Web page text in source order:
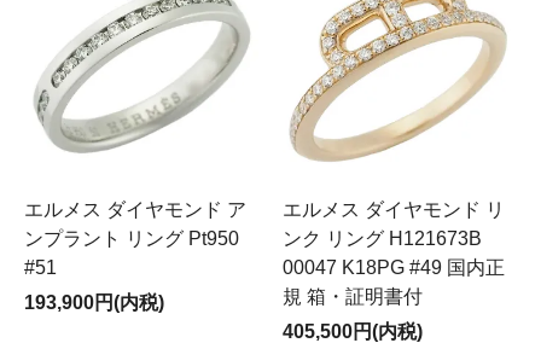
エルメス ダイヤモンド ア
ンプラント リング Pt950
#51
193,900円(内税)
エルメス ダイヤモンド リ
ンク リング H121673B
00047 K18PG #49 国内正
規 箱・証明書付
405,500円(内税)